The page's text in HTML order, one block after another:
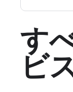
す
ビ